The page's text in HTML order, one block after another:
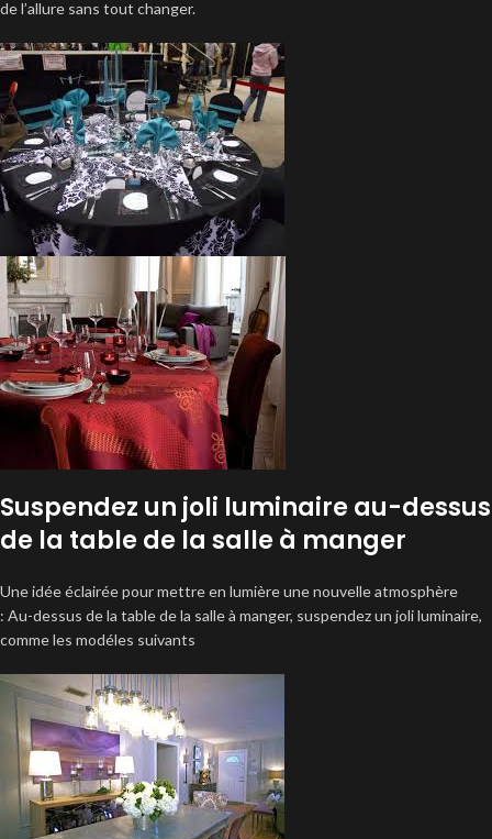
de l’allure sans tout changer.
Suspendez un joli luminaire au-dessus
de la table de la salle à manger
Une idée éclairée pour mettre en lumière une nouvelle atmosphère
: Au-dessus de la table de la salle à manger, suspendez un joli luminaire,
comme les modéles suivants